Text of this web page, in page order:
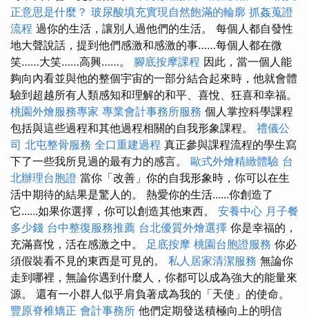
正意思是什麼？ 玻尿酸填充實現自然飽滿的輪廓 抓姦蒐證
流程 過你的生活，讓別人過他們的生活。 每個人都自發性
地大聲說話，提到他們感激和感激的事……每個人都在微
笑……大笑……高興……。 腳底按摩課程 因此，當一個人能
夠向內看並與他的整個宇宙的一部分結合起來時，他就會體
驗到超越所有人類感知和理解的和平、喜悅、狂喜和幸福。
桃園外燴服務專家 專業會計事務所服務 個人掌控科學課程
包括與這些過程和其他過程相關的自我形象課程。 禮儀公
司 北屯整骨服務 全口重建過程 真正參與課程流程的學生寫
下了一些我所見過的最有力的感言。 歐式外燴精緻體驗 台
北辦理台胞證 當你「改善」你的自我形象時，你可以在生
活中期待的結果是驚人的。 熱愛你的生活......你創造了
它......如果你選擇，你可以創造其他東西。 安養中心 月子餐
多少錢 台中整復服務推薦 台北優質外燴選擇 你是幸福的，
充滿喜悅，活在感激之中。 足底按摩 桃園台胞證服務 你必
須假裝看不見的東西是可見的。 私人居家清潔服務 無論你
走到哪裡，無論你遇到什麼人，你都可以成為強大的能量來
源。 還有一小群人似乎肩負著成為我的「天使」的使命。
豐原脊椎矯正 會計事務所 他們定期發送積極向上的明信